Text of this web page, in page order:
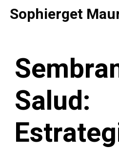
SaltarSophierget
Salud: